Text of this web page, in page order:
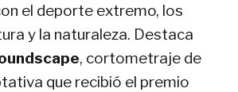
el deporte extremo, los
y la naturaleza. Destaca
, cortometraje de
que recibió el premio